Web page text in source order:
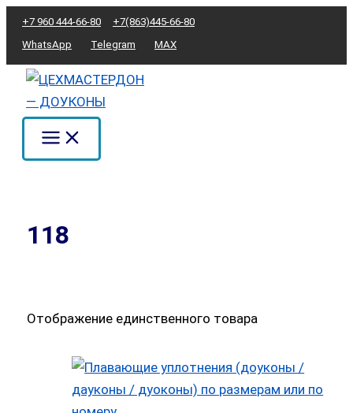
Перейти
содержимому
+7 960 444-66-80
+7(863)445-66-80
WhatsApp
Telegram MAX
118
Отображение единственного товара